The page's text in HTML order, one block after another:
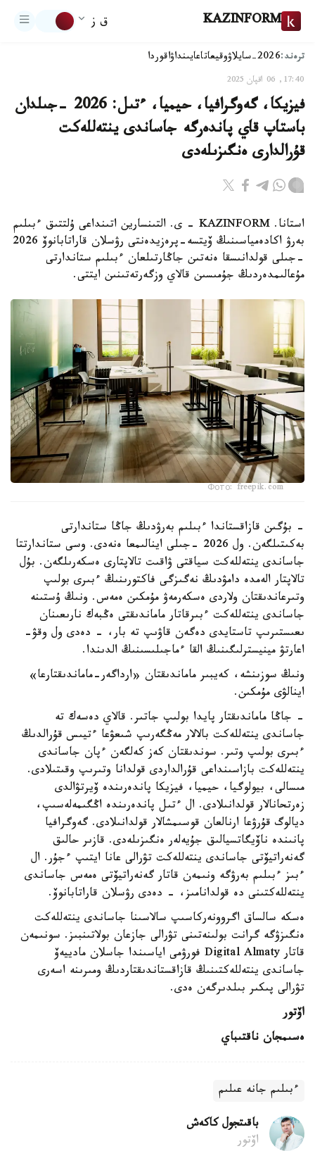
KAZINFORM ق ز
ترەند:2026-سايلاۋ وقيعاتاعايىنداۋاقوردا
17:40, 06 اقپان 2025
فيزيكا، گەوگرافيا، حيميا، ءتىل: 2026 -جىلدان
باستاپ قاي پاندەرگە جاساندى ينتەللەكت
قۇرالدارى ەنگىزىلەدى
استانا. KAZINFORM - ى. التىنسارين اتىنداعى ۇلتتىق ءبىلىم
بەرۋ اكادەمياسىنىڭ ۆيتسە-پرەزيدەنتى رۋسلان قاراتابانوۆ 2026
-جىلى قولدانىسقا ەنەتىن جاڭارتىلعان ءبىلىم ستاندارتى
مۇعالىمدەردىڭ جۇمىسىن قالاي وزگەرتەتىنىن ايتتى.
Фото: freepik.com
- بۇگىن قازاقستاندا ءبىلىم بەرۋدىڭ جاڭا ستاندارتى
بەكىتىلگەن. ول 2026 -جىلى اينالىمعا ەنەدى. وسى ستاندارتتا
جاساندى ينتەللەكت سياقتى ۋاقىت تالاپتارى ەسكەرىلگەن. بۇل
تالاپتار الەمدە دامۋدىڭ نەگىزگى فاكتورىنىڭ ءبىرى بولىپ
وتىرعاندىقتان ولاردى ەسكەرمەۋ مۇمكىن ەمەس. ونىڭ ۇستىنە
جاساندى ينتەللەكت ءبىرقاتار ماماندىقتى ەڭبەك نارىعىنان
ىعىستىرىپ تاستايدى دەگەن قاۋىپ تە بار، - دەدى ول وقۋ-
اعارتۋ مينيسترلىگىنىڭ القا ءماجىلىسىنىڭ الدىندا.
ونىڭ سوزىنشە، كەيبىر ماماندىقتان «ارداگەر-ماماندىقتارعا»
اينالۋى مۇمكىن.
- جاڭا ماماندىقتار پايدا بولىپ جاتىر. قالاي دەسەك تە
جاساندى ينتەللەكت بالالار مەڭگەرىپ شىعۋعا ءتيىس قۇرالدىڭ
ءبىرى بولىپ وتىر. سوندىقتان كەز كەلگەن ءپان جاساندى
ينتەللەكت بازاسىنداعى قۇرالداردى قولدانا وتىرىپ وقىتىلادى.
مىسالى، بيولوگيا، حيميا، فيزيكا پاندەرىندە ۆيرتۋالدى
زەرتحانالار قولدانىلادى. ال ءتىل پاندەرىندە اڭگىمەلەسىپ،
ديالوگ قۇرۋعا ارنالعان قوسىمشالار قولدانىلادى. گەوگرافيا
پانىندە ناۆيگاتسيالىق جۇيەلەر ەنگىزىلەدى. قازىر حالىق
گەنەراتيۆتى جاساندى ينتەللەكت تۋرالى عانا ايتىپ ءجۇر. ال
ءبىز ءبىلىم بەرۋگە ونىمەن قاتار گەنەراتيۆتى ەمەس جاساندى
ينتەللەكتىنى دە قولدانامىز، - دەدى رۋسلان قاراتابانوۆ.
ەسكە سالساق اگروونەركاسىپ سالاسىنا جاساندى ينتەللەكت
ەنگىزۋگە گرانت بولىنەتىنى تۋرالى جازعان بولاتىنبىز. سونىمەن
قاتار Digital Almaty فورۋمى اياسىندا جاسلان مادييەۆ
جاساندى ينتەللەكتىنىڭ قازاقستاندىقتاردىڭ ومىرىنە اسەرى
تۋرالى پىكىر بىلدىرگەن ەدى.
اۆتور
ەسىمجان ناقتىباي
ءبىلىم جانە عىلىم
باقىتجول كاكەش
اۆتور